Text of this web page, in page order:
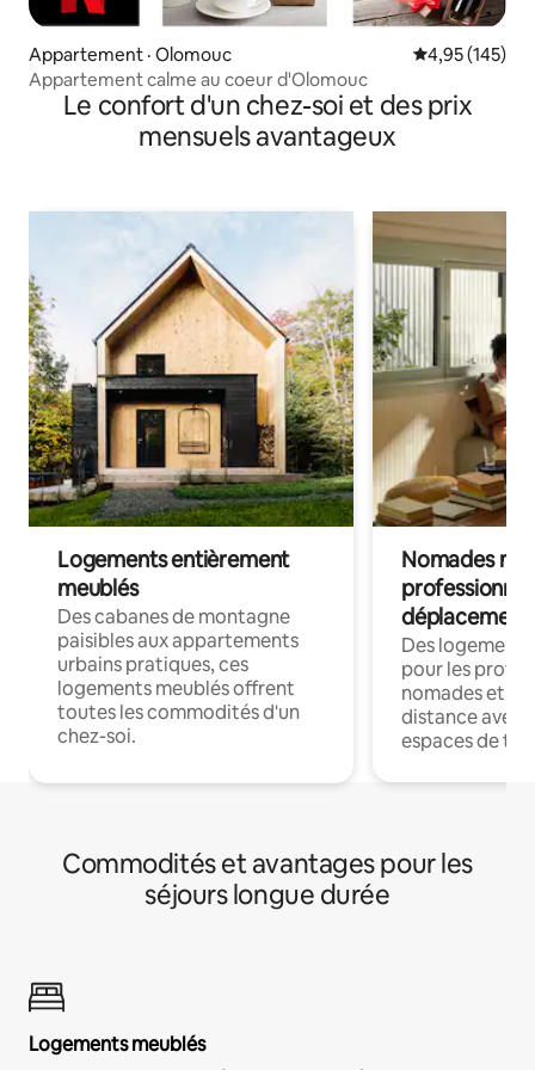
Appartement · Olomouc Note
4,95 (145)
Appartement calme au coeur d'Olomouc
Le confort d'un chez-soi et des prix
mensuels avantageux
Logements entièrement
meublés
Des cabanes de montagne
paisibles aux appartements
urbains pratiques, ces
logements meublés offrent
toutes les commodités d'un
chez-soi.
Nomades
déplacement
Des
pour les
nomades et
distance avec
espaces de
Commodités et avantages pour les
séjours longue durée
Logements meublés